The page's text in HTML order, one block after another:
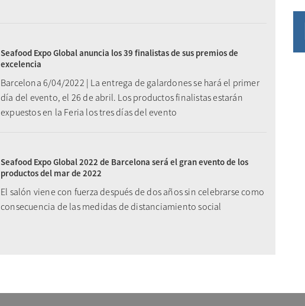
Seafood Expo Global anuncia los 39 finalistas de sus premios de
excelencia
Barcelona 6/04/2022 | La entrega de galardones se hará el primer
día del evento, el 26 de abril. Los productos finalistas estarán
expuestos en la Feria los tres días del evento
Seafood Expo Global 2022 de Barcelona será el gran evento de los
productos del mar de 2022
El salón viene con fuerza después de dos años sin celebrarse como
consecuencia de las medidas de distanciamiento social